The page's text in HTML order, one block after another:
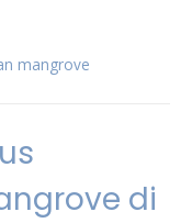
mangrove
di